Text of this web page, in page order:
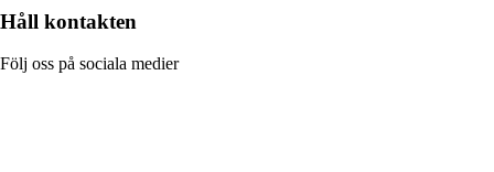
Håll kontakten
Följ oss på sociala medier